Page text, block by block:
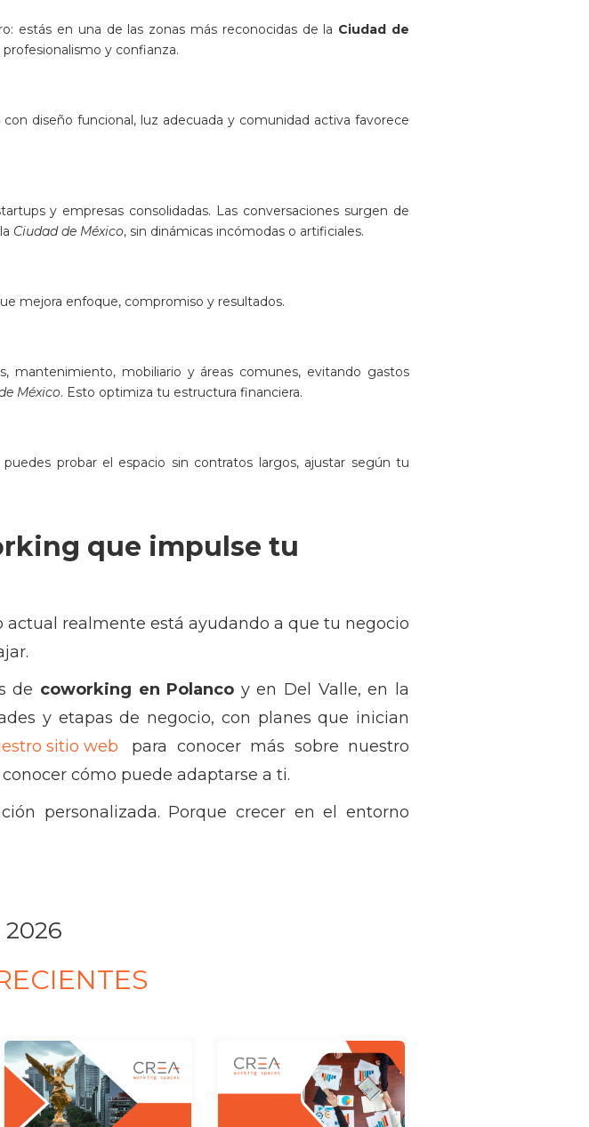
estás en una de las zonas más reconocidas de la Ciudad de
y confianza.
con diseño funcional, luz adecuada y comunidad activa favorece
y empresas consolidadas. Las conversaciones surgen de
Ciudad de México, sin dinámicas incómodas o artificiales.
mejora enfoque, compromiso y resultados.
mantenimiento, mobiliario y áreas comunes, evitando gastos
México. Esto optimiza tu estructura financiera.
probar el espacio sin contratos largos, ajustar según tu
que impulse tu
realmente está ayudando a que tu negocio
de coworking en Polanco y en Del Valle, en la
y etapas de negocio, con planes que inician
sitio web
para conocer más sobre nuestro
cómo puede adaptarse a ti.
personalizada. Porque crecer en el entorno
2026